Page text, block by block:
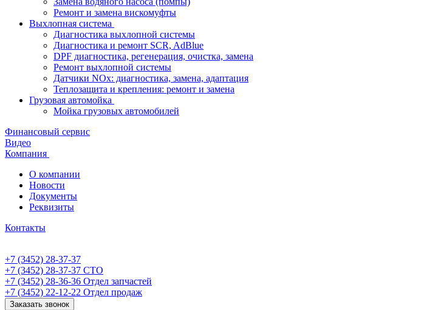
Ремонт и замена вискомуфты
Выхлопная система
Диагностика выхлопной системы
Диагностика и ремонт SCR, AdBlue
DPF диагностика, регенерация, очистка, замена
Ремонт выхлопной системы
Датчики NOx: диагностика, замена, адаптация
Теплозащита и крепления: ремонт и замена
Грузовая автомойка
Мойка грузовых автомобилей
Финансовый сервис
Видео
Компания
О компании
Новости
Документы
Реквизиты
Контакты
+7 (3452) 28-37-37
+7 (3452) 28-37-37 СТО
+7 (3452) 28-36-36 Отдел запчастей
+7 (3452) 22-12-22 Отдел продаж
Заказать звонок